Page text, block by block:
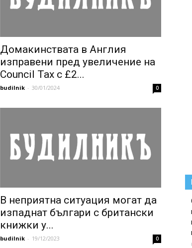
Домакинствата в Англия
изправени пред увеличение на
Council Tax с £2...
budilnik - 30/01/2024 0
В неприятна ситуация могат да
изпаднат българи с британски
книжки у...
budilnik - 19/12/2023 0